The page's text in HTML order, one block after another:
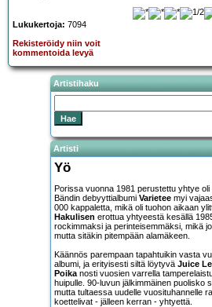
Lukukertoja: 7094
Rekisteröidy niin voit
kommentoida levyä
Artistihaku
Artisti
Yö
Porissa vuonna 1981 perustettu yhtye
Bändin debyyttialbumi Varietee myi
000 kappaletta, mikä oli tuohon aikaan
Hakulisen erottua yhtyeestä kesällä
rockimmaksi ja perinteisemmäksi, mikä
mutta sitäkin pitempään alamäkeen.
Käännös parempaan tapahtuikin vasta
albumi, ja erityisesti siltä löytyvä Juice
Poika nosti vuosien varrella
huipulle. 90-luvun jälkimmäinen puolisko
mutta tultaessa uudelle vuosituhannelle
koettelivat - jälleen kerran - yhtyettä.